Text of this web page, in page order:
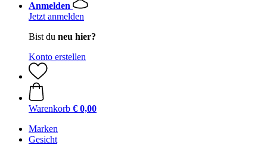
Anmelden
Jetzt anmelden
Bist du neu hier?
Konto erstellen
Warenkorb € 0,00
Marken
Gesicht